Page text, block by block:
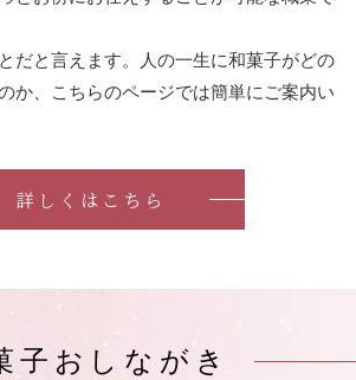
だと⾔えます。⼈の⼀⽣に和菓⼦がどの
か、こちらのページでは簡単にご案内い
詳しくはこちら
⼦おしながき